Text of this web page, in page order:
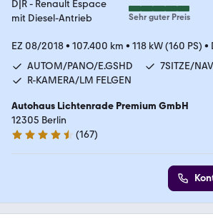
Sehr guter Preis
EZ 08/2018• 107.400 km • 118 kW (160 PS) •
AUTOM/PANO/E.GSHD
7SITZE/
R-KAMERA/LM FELGEN
Autohaus Lichtenrade Premium GmbH
12305 Berlin
4.6 Sterne
(167)